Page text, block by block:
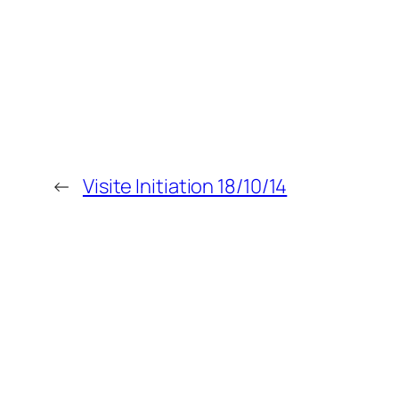
← Visite Initiation 18/10/14